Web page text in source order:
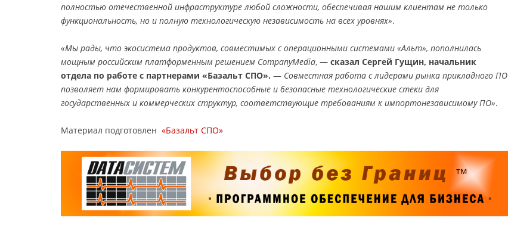
полностью отечественной инфраструктуре любой сложности, обеспечивая нашим клиентам не только
функциональность, но и полную технологическую независимость на всех уровнях».
«Мы рады, что экосистема продуктов, совместимых с операционными системами «Альт», пополнилась
мощным российским платформенным решением CompanyMedia, — сказал Сергей Гущин, начальник
отдела по работе с партнерами «Базальт СПО». — Совместная работа с лидерами рынка прикладного ПО
позволяет нам формировать конкурентоспособные и безопасные технологические стеки для
государственных и коммерческих структур, соответствующие требованиям к импортонезависимому ПО».
Материал подготовлен «Базальт СПО»